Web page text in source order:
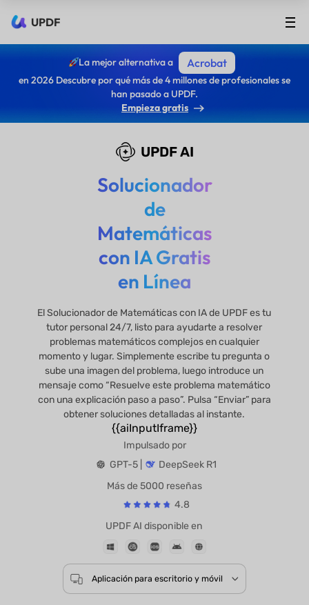
UPDF
La mejor alternativa a Acrobat
en 2026 Descubre por qué más de 4 millones de profesionales se
han pasado a UPDF.
Empieza gratis
UPDF AI
Solucionador
de
Matemáticas
con IA Gratis
en Línea
El Solucionador de Matemáticas con IA de UPDF es tu
tutor personal 24/7, listo para ayudarte a resolver
problemas matemáticos complejos en cualquier
momento y lugar. Simplemente escribe tu pregunta o
sube una imagen del problema, luego introduce un
mensaje como “Resuelve este problema matemático
con una explicación paso a paso”. Pulsa “Enviar” para
obtener soluciones detalladas al instante.
{{aiInputIframe}}
Impulsado por
GPT-5 |
DeepSeek R1
Más de 5000 reseñas
4.8
UPDF AI disponible en